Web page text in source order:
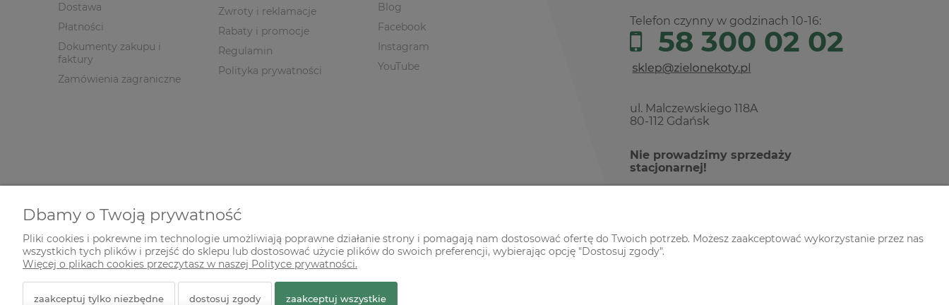
Telefon czynny w godzinach 10-16:
58 300 02 02
ul. Malczewskiego 118A
80-112 Gdańsk
Nie prowadzimy sprzedaży
stacjonarnej!
Dostawa
Płatności
Dokumenty zakupu i
faktury
Zamówienia zagraniczne
Zwroty i reklamacje
Rabaty i promocje
Regulamin
Polityka prywatności
Blog
Facebook
Instagram
YouTube
© 2026 zielonekoty.pl. Wszelkie prawa zastrzeżone.
Dbamy o Twoją prywatność
Pliki cookies i pokrewne im technologie umożliwiają poprawne działanie strony i pomagają nam dostosować ofertę do Twoich potrzeb. Możesz zaakceptować wykorzystanie przez nas
wszystkich tych plików i przejść do sklepu lub dostosować użycie plików do swoich preferencji, wybierając opcję "Dostosuj zgody".
Więcej o plikach cookies przeczytasz w naszej Polityce prywatności.
zaakceptuj tylko niezbędne dostosuj zgody zaakceptuj wszystkie